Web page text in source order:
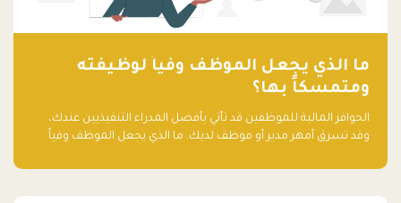
ما الذي يجعل الموظف وفياً لوظيفته
ومتمسكاً بها؟
الحوافز المالية للموظفين قد تأتي بأفضل المدراء التنفيذيين عندك،
وقد تسرق أمهر مدير أو موظف لديك. ما الذي يجعل الموظف وفياً